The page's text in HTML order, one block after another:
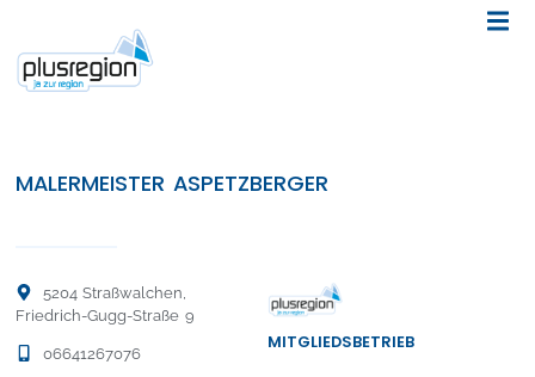
MALERMEISTER ASPETZBERGER
5204 Straßwalchen,
Friedrich-Gugg-Straße 9
06641267076
MITGLIEDSBETRIEB